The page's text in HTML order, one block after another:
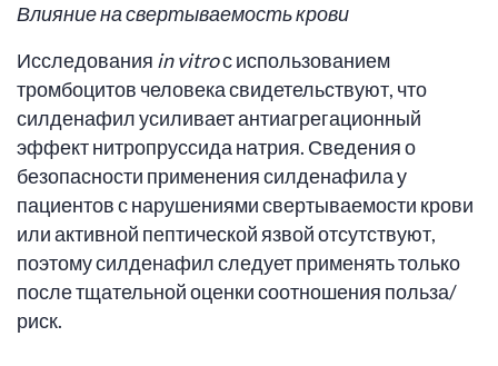
Влияние на свертываемость крови
Исследования in vitroс использованием
тромбоцитов человека свидетельствуют, что
силденафил усиливает антиагрегационный
эффект нитропруссида натрия. Сведения о
безопасности применения силденафила у
пациентов с нарушениями свертываемости крови
или активной пептической язвой отсутствуют,
поэтому силденафил следует применять только
после тщательной оценки соотношения польза/
риск.